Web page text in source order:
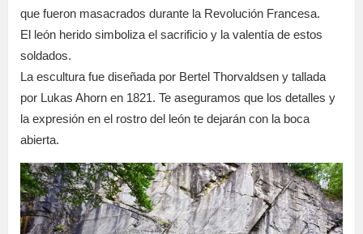
que fueron masacrados durante la Revolución Francesa.
El león herido simboliza el sacrificio y la valentía de estos
soldados.
La escultura fue diseñada por Bertel Thorvaldsen y tallada
por Lukas Ahorn en 1821. Te aseguramos que los detalles y
la expresión en el rostro del león te dejarán con la boca
abierta.